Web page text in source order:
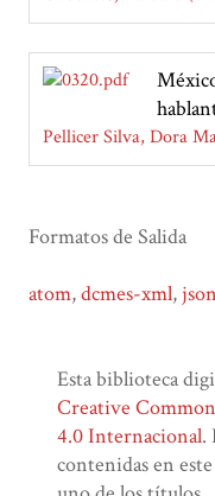
Pellicer Silva, Dora
Formatos de Salida
atom,dcmes-xml, json
Esta biblioteca
Creative
4.0 Internacional.
contenidas en